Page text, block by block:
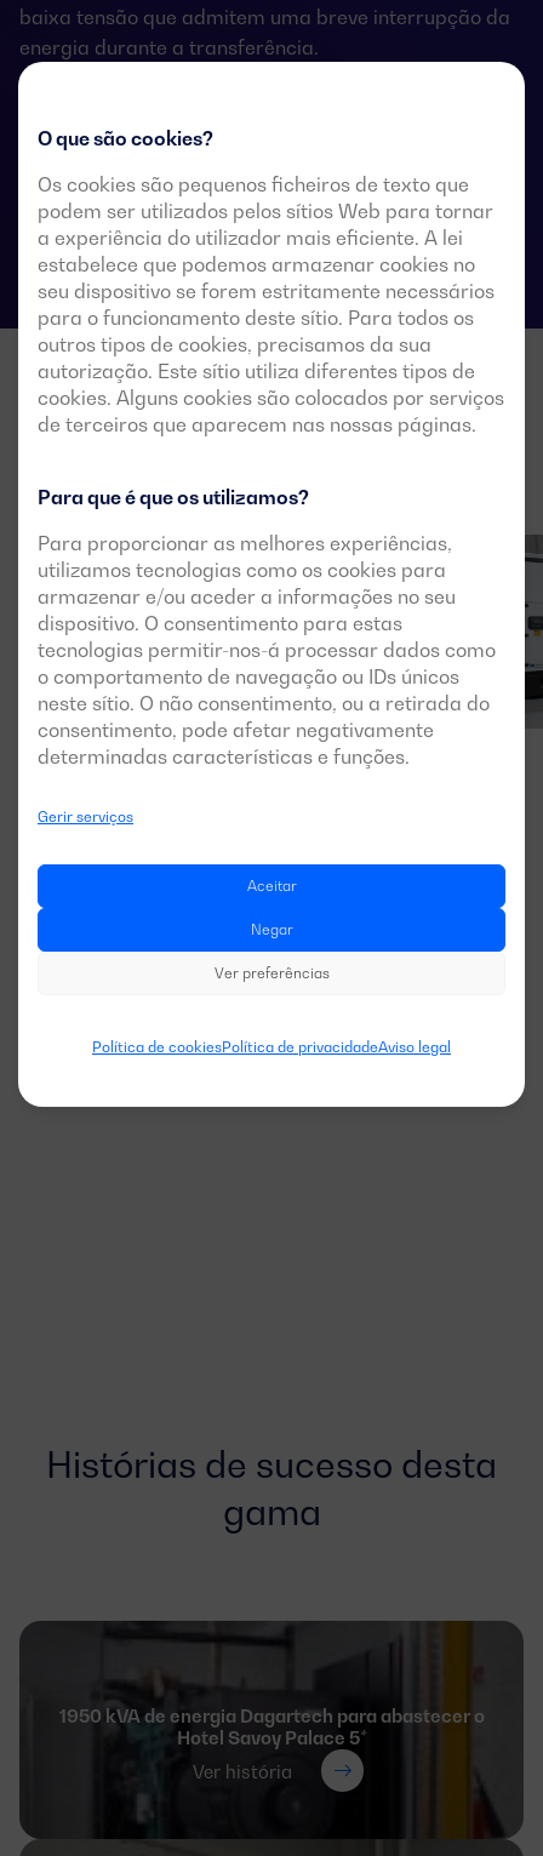
O que são cookies?
Os cookies são pequenos ficheiros de texto que
podem ser utilizados pelos sítios Web para tornar
a experiência do utilizador mais eficiente. A lei
estabelece que podemos armazenar cookies no
seu dispositivo se forem estritamente necessários
para o funcionamento deste sítio. Para todos os
outros tipos de cookies, precisamos da sua
autorização. Este sítio utiliza diferentes tipos de
cookies. Alguns cookies são colocados por serviços
de terceiros que aparecem nas nossas páginas.
Para que é que os utilizamos?
Para proporcionar as melhores experiências,
utilizamos tecnologias como os cookies para
armazenar e/ou aceder a informações no seu
dispositivo. O consentimento para estas
tecnologias permitir-nos-á processar dados como
o comportamento de navegação ou IDs únicos
neste sítio. O não consentimento, ou a retirada do
consentimento, pode afetar negativamente
determinadas características e funções.
Gerir serviços
Aceitar
Negar
Ver preferências
Política de cookiesPolítica de privacidadeAviso legal
baixa tensão que admitem uma breve interrupção da
energia durante a transferência.
Histórias de sucesso desta
gama
1950 kVA de energia Dagartech para abastecer o
Hotel Savoy Palace 5*
Ver história